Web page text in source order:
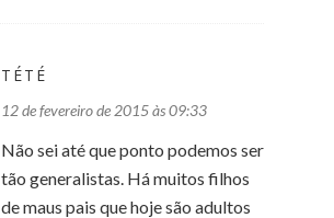
TÉTÉ
12 de fevereiro de 2015 às 09:33
Não sei até que ponto podemos ser
tão generalistas. Há muitos filhos
de maus pais que hoje são adultos